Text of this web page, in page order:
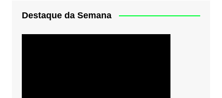
Destaque da Semana